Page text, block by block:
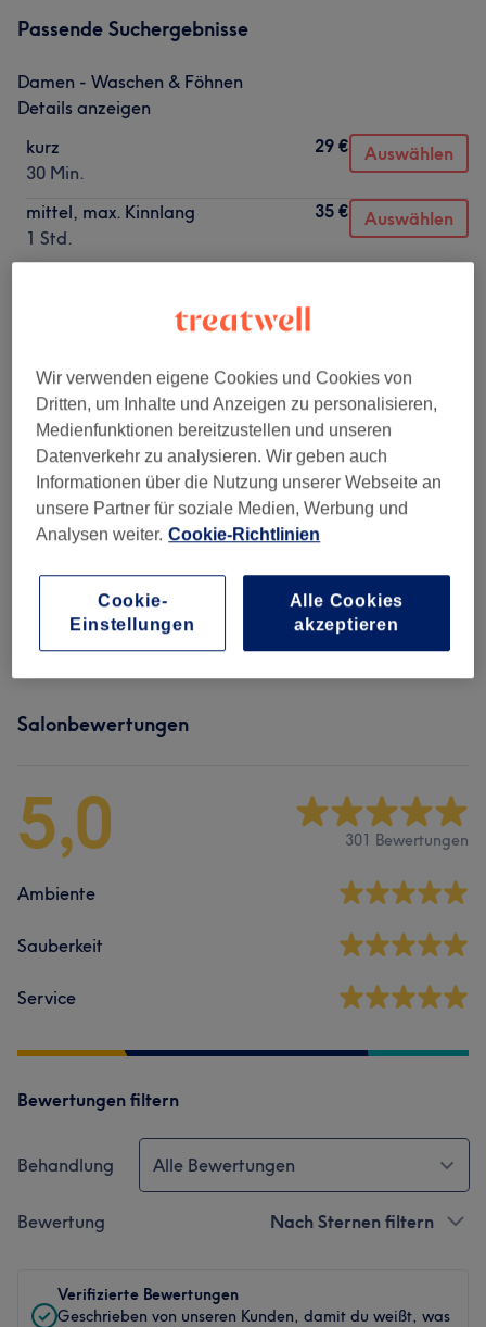
Passende Suchergebnisse
Damen - Waschen & Föhnen
Details anzeigen
kurz
30 Min.
29 € Auswählen
mittel, max. Kinnlang
1 Std.
35 € Auswählen
Nicht gefunden wonach du gesucht hast?
Alle Services
Damen - Haarschnitte & Stylings (3) ab 29 €
Damen - Farbe & Coloration (3)
Herren - Haarschnitte & Stylings
(2)
Salonbewertungen
5,0 301 Bewertungen
Ambiente
Sauberkeit
Service
Bewertungen filtern
Behandlung Alle Bewertungen
Bewertung Nach Sternen filtern
Verifizierte Bewertungen
Geschrieben von unseren Kunden, damit du weißt, was
Wir verwenden eigene Cookies und Cookies von
Dritten, um Inhalte und Anzeigen zu personalisieren,
Medienfunktionen bereitzustellen und unseren
Datenverkehr zu analysieren. Wir geben auch
Informationen über die Nutzung unserer Webseite an
unsere Partner für soziale Medien, Werbung und
Analysen weiter. Cookie-Richtlinien
Cookie-
Einstellungen
Alle Cookies
akzeptieren